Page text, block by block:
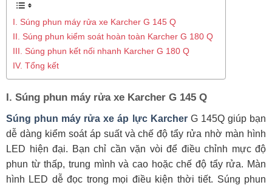
I. Súng phun máy rửa xe Karcher G 145 Q
II. Súng phun kiểm soát hoàn toàn Karcher G 180 Q
III. Súng phun kết nối nhanh Karcher G 180 Q
IV. Tổng kết
I. Súng phun máy rửa xe Karcher G 145 Q
Súng phun máy rửa xe áp lực KarcherG 145Q giúp bạn
dễ dàng kiểm soát áp suất và chế độ tẩy rửa nhờ màn hình
LED hiện đại. Bạn chỉ cần vặn vòi để điều chỉnh mực độ
phun từ thấp, trung mình và cao hoặc chế độ tẩy rửa. Màn
hình LED dễ đọc trong mọi điều kiện thời tiết. Súng phun